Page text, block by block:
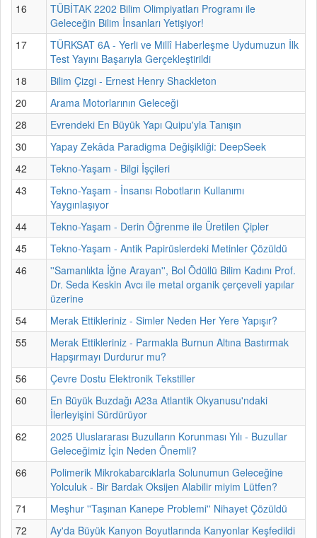
16
TÜBİTAK 2202 Bilim Olimpiyatları Programı ile
Geleceğin Bilim İnsanları Yetişiyor!
17
TÜRKSAT 6A - Yerli ve Millî Haberleşme Uydumuzun İlk
Test Yayını Başarıyla Gerçekleştirildi
18
Bilim Çizgi - Ernest Henry Shackleton
20
Arama Motorlarının Geleceği
28
Evrendeki En Büyük Yapı Quipu'yla Tanışın
30
Yapay Zekâda Paradigma Değişikliği: DeepSeek
42
Tekno-Yaşam - Bilgi İşçileri
43
Tekno-Yaşam - İnsansı Robotların Kullanımı
Yaygınlaşıyor
44
Tekno-Yaşam - Derin Öğrenme ile Üretilen Çipler
45
Tekno-Yaşam - Antik Papirüslerdeki Metinler Çözüldü
46
''Samanlıkta İğne Arayan'', Bol Ödüllü Bilim Kadını Prof.
Dr. Seda Keskin Avcı ile metal organik çerçeveli yapılar
üzerine
54
Merak Ettikleriniz - Simler Neden Her Yere Yapışır?
55
Merak Ettikleriniz - Parmakla Burnun Altına Bastırmak
Hapşırmayı Durdurur mu?
56
Çevre Dostu Elektronik Tekstiller
60
En Büyük Buzdağı A23a Atlantik Okyanusu'ndaki
İlerleyişini Sürdürüyor
62
2025 Uluslararası Buzulların Korunması Yılı - Buzullar
Geleceğimiz İçin Neden Önemli?
66
Polimerik Mikrokabarcıklarla Solunumun Geleceğine
Yolculuk - Bir Bardak Oksijen Alabilir miyim Lütfen?
71
Meşhur ''Taşınan Kanepe Problemi'' Nihayet Çözüldü
72
Ay'da Büyük Kanyon Boyutlarında Kanyonlar Keşfedildi